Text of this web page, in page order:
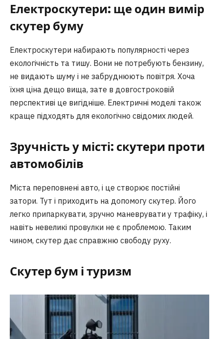
Електроскутери: ще один вимір
скутер буму
Електроскутери набирають популярності через
екологічність та тишу. Вони не потребують бензину,
не видають шуму і не забруднюють повітря. Хоча
їхня ціна дещо вища, зате в довгостроковій
перспективі це вигідніше. Електричні моделі також
краще підходять для екологічно свідомих людей.
Зручність у місті: скутери проти
автомобілів
Міста переповнені авто, і це створює постійні
затори. Тут і приходить на допомогу скутер. Його
легко припаркувати, зручно маневрувати у трафіку, і
навіть невеликі провулки не є проблемою. Таким
чином, скутер дає справжню свободу руху.
Скутер бум і туризм